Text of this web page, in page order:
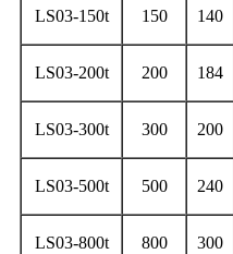
LS03-150t 150 140
LS03-200t 200 184
LS03-300t 300 200
LS03-500t 500 240
LS03-800t 800 300